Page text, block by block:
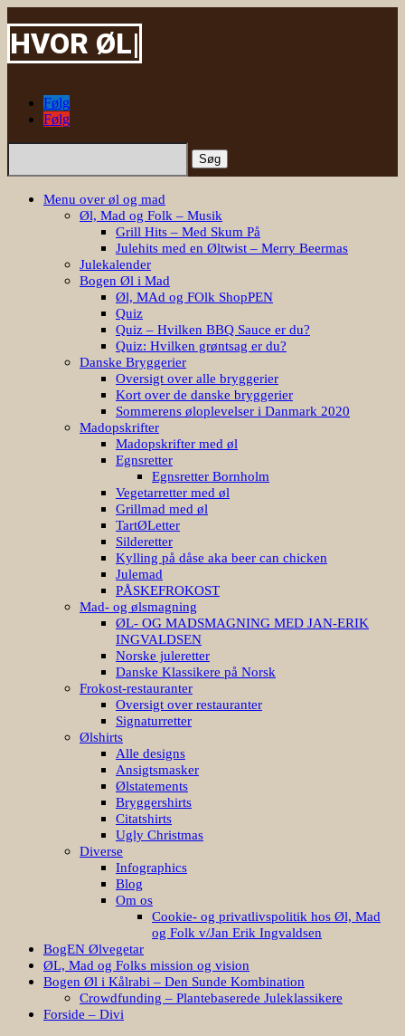
|
Følg
Følg
Søg
Menu over øl og mad
Øl, Mad og Folk – Musik
Grill Hits – Med Skum På
Julehits med en Øltwist – Merry Beermas
Julekalender
Bogen Øl i Mad
Øl, MAd og FOlk ShopPEN
Quiz
Quiz – Hvilken BBQ Sauce er du?
Quiz: Hvilken grøntsag er du?
Danske Bryggerier
Oversigt over alle bryggerier
Kort over de danske bryggerier
Sommerens øloplevelser i Danmark 2020
Madopskrifter
Madopskrifter med øl
Egnsretter
Egnsretter Bornholm
Vegetarretter med øl
Grillmad med øl
TartØLetter
Silderetter
Kylling på dåse aka beer can chicken
Julemad
PÅSKEFROKOST
Mad- og ølsmagning
ØL- OG MADSMAGNING MED JAN-ERIK
INGVALDSEN
Norske juleretter
Danske Klassikere på Norsk
Frokost-restauranter
Oversigt over restauranter
Signaturretter
Ølshirts
Alle designs
Ansigtsmasker
Ølstatements
Bryggershirts
Citatshirts
Ugly Christmas
Diverse
Infographics
Blog
Om os
Cookie- og privatlivspolitik hos Øl, Mad
og Folk v/Jan Erik Ingvaldsen
BogEN Ølvegetar
ØL, Mad og Folks mission og vision
Bogen Øl i Kålrabi – Den Sunde Kombination
Crowdfunding – Plantebaserede Juleklassikere
Forside – Divi